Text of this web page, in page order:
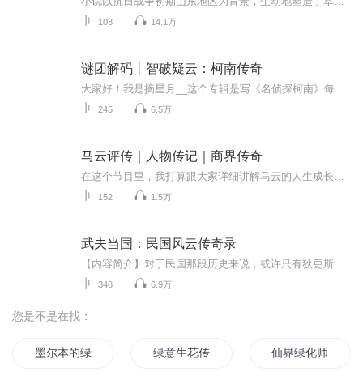
103 14.1万
谜团解码丨智破疑云：柯南传奇
245 6.5万
马云评传｜人物传记｜商界传奇
152 1.5万
武夫当国：民国风云传奇录
348 6.9万
您是不是在找：
墨尔本的绿光 绿意生花传 仙界绿化师